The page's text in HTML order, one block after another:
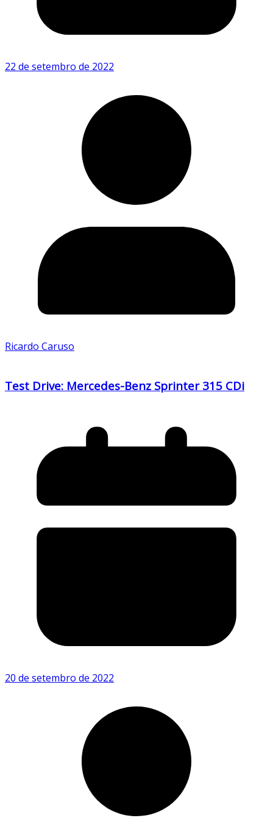
22 de setembro de 2022
Ricardo Caruso
Test Drive: Mercedes-Benz Sprinter 315 CDi
20 de setembro de 2022